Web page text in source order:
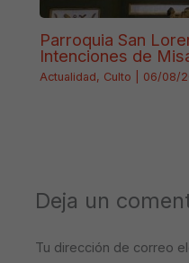
Parroquia San
Intenciones de
Actualidad, Culto 06/08/
Deja un
Tu dirección de correo